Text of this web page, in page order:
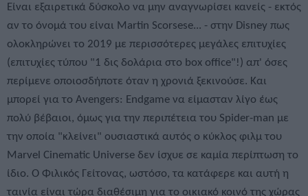
Είναι εξαιρετικά δύσκολο να μην αναγνωρίσει κανείς - εκτός
αν το όνομά του είναι Martin Scorsese... - στην Disney πως
ολοκληρώνει το 2019 με περισσότερες μεγάλες επιτυχίες
(επιτυχίες τύπου "1 δις δολάρια στο box office"!) απ' όσες
περίμενε οποιοσδήποτε όταν η χρονιά ξεκινούσε. Και
μπορεί για το Avengers: Endgame να είμασταν λίγο έως
πολύ βέβαιοι, όμως για την περιπέτεια του Spider-man με
την οποία "κλείνει" ουσιαστικά αυτός ο κύκλος φιλμ του
Marvel Cinematic Universe δεν ίσχυε σε καμία περίπτωση το
ίδιο. Ο Φιλικός Γείτονας, ωστόσο, τα κατάφερε και αυτή η
ταινία είναι τώρα διαθέσιμη για το οικιακό κοινό της χώρας